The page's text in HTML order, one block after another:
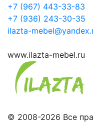
+7 (967) 443-33-83
+7 (936) 243-30-35
ilazta-
www.ilazta-mebel.ru
© 2008-2026 Все